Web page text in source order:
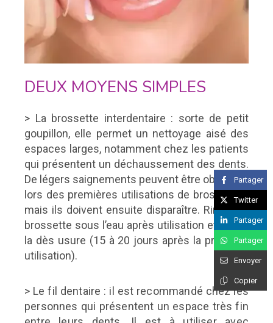
DEUX MOYENS SIMPLES
> La brossette interdentaire : sorte de petit
goupillon, elle permet un nettoyage aisé des
espaces larges, notamment chez les patients
qui présentent un déchaussement des dents.
De légers saignements peuvent être observés
lors des premières utilisations de brossettes,
mais ils doivent ensuite disparaître. Rincez la
brossette sous l’eau après utilisation et jetez-
la dès usure (15 à 20 jours après la première
utilisation).
> Le fil dentaire : il est recommandé chez les
personnes qui présentent un espace très fin
Partager
Twitter
Partager
Partager
Envoyer
Copier